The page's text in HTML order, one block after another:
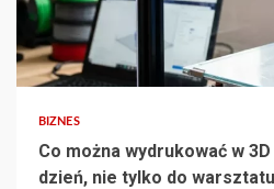
2 min read
BIZNES
Co można wydrukować w
dzień, nie tylko do warsztatu